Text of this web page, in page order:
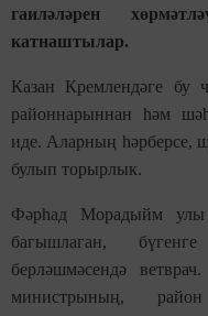
гаиләләрен
катнаштылар.
Казан Кремлендәге бу
районнарыннан һәм
иде. Аларның һәрберсе,
булып торырлык.
Фәрһад Морадыйм
багыш­лаган,
берләшмәсендә
министрының,